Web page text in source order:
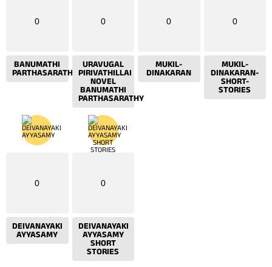
0
BANUMATHI
PARTHASARATHY
0
URAVUGAL
PIRIVATHILLAI
NOVEL
BANUMATHI
PARTHASARATHY
0
MUKIL-
DINAKARAN
0
MUKIL-
DINAKARAN-
SHORT-
STORIES
0
DEIVANAYAKI
AYYASAMY
0
DEIVANAYAKI
AYYASAMY
SHORT
STORIES